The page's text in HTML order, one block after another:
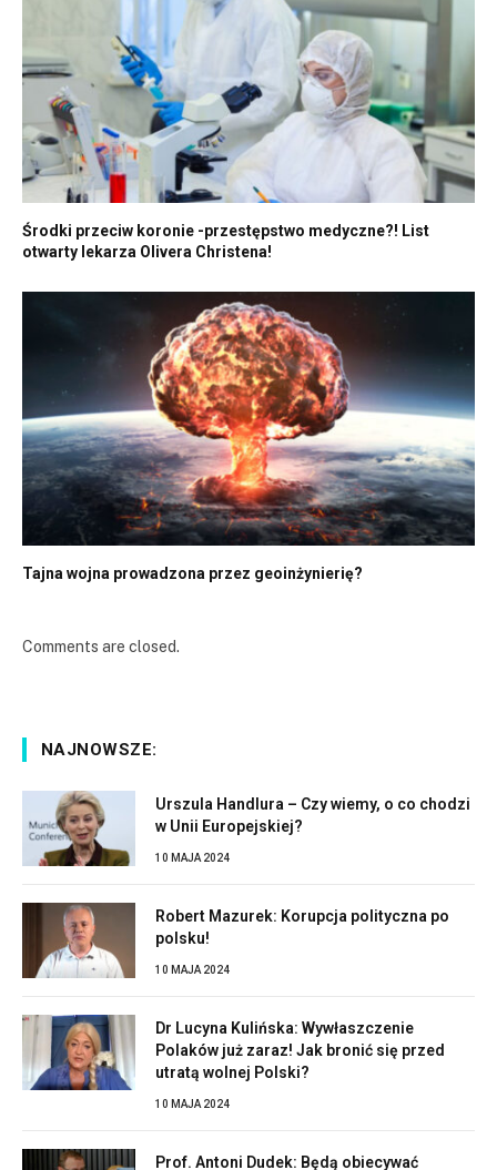
Środki przeciw koronie -przestępstwo medyczne?! List
otwarty lekarza Olivera Christena!
Tajna wojna prowadzona przez geoinżynierię?
Comments are closed.
NAJNOWSZE:
Urszula Handlura – Czy wiemy, o co chodzi
w Unii Europejskiej?
10 MAJA 2024
Robert Mazurek: Korupcja polityczna po
polsku!
10 MAJA 2024
Dr Lucyna Kulińska: Wywłaszczenie
Polaków już zaraz! Jak bronić się przed
utratą wolnej Polski?
10 MAJA 2024
Prof. Antoni Dudek: Będą obiecywać